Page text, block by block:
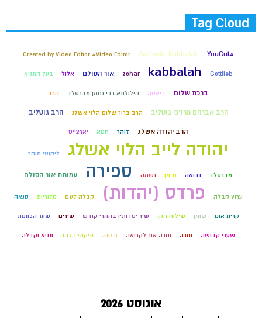
Tag Cloud
#YouCut
Authentic Kabbalah
Created by Video Editor #Video Editor
Gottlieb
kabbalah
zohar אור הסולם אלול בעל התניא
ברכת שלום דיאטה הילולתא רבי נחמן מברסלב הרב
הרב אברהם מרדכי גוטליב הרב ברוך שלום הלוי אשלג הרב גוטליב
הרב יהודה אשלג זוהר חטא יארצייט
יהודה לייב הלוי אשלג ליקוטי מוהר
מברסלב נבואה נחמן נשמה ספירה עמותת אור הסולם
ערוץ קבלה פרדס (יהדות) קבלה לעם קלוריות קנאה
קרית אונו שומן שילוח הקן שיר יסדותיו בההרי קודש שירים שער הכוונות
שערי קדושה תורה תורה אור לקריאה תזונה תיקוני הזהר תניא וקבלה
אוגוסט 2026